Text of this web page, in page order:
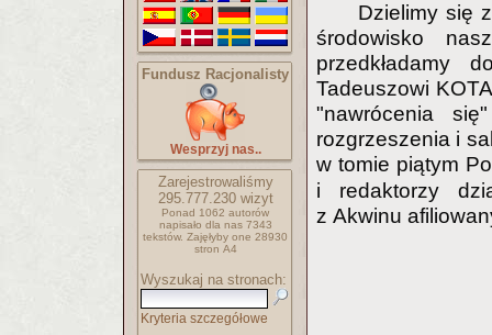
Fundusz Racjonalisty
Wesprzyj nas..
Zarejestrowaliśmy
295.777.230wizyt
Ponad 1062 autorów
napisało dla nas 7343
tekstów. Zajęłyby one 28930
stron A4
Wyszukaj na stronach:
Kryteria szczegółowe
Dzielimy się
środowisko
przedkładamy
Tadeuszowi
"nawrócenia
rozgrzeszenia i
w tomie piątym
i redaktorzy
z Akwinu